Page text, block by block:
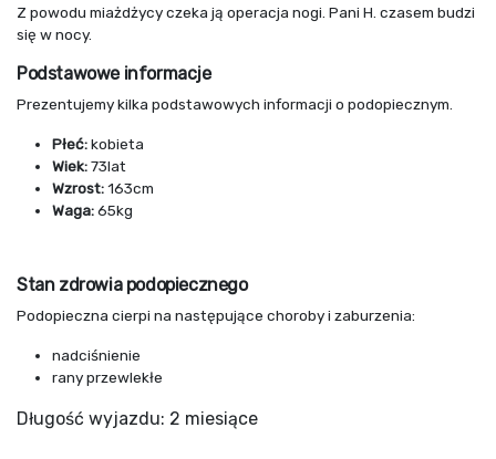
Z powodu miażdżycy czeka ją operacja nogi. Pani H. czasem budzi
się w nocy.
Podstawowe informacje
Prezentujemy kilka podstawowych informacji o podopiecznym.
Płeć:kobieta
Wiek:73lat
Wzrost:163cm
Waga:65kg
Stan zdrowia podopiecznego
Podopieczna cierpi na następujące choroby i zaburzenia:
nadciśnienie
rany przewlekłe
Długość wyjazdu: 2 miesiące